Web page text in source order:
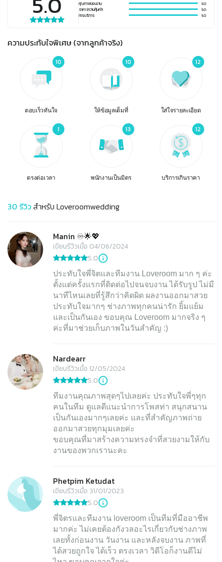
คุณภาพของงาน
5.0
ราคา (ความคุ้มค่า)
5.0
การบริการ
5.0
ความประทับใจพิเศษ (จากลูกค้าจริง)
10
ตอบเร็วทันใจ
10
ให้ข้อมูลเต็มที่
12
ใส่ใจรายละเอียด
1
ตรงต่อเวลา
13
พนักงานเป็นมิตร
12
บริการเกินราคา
30 รีวิวสำหรับ Loveroomwedding
Manin ♾🌟💖
เขียนรีวิวเมื่อ 04/06/2024
5.0
ประทับใจพี่จิตและทีมงาน Loveroom มาก ๆ ค่ะ
ตั้งแต่ครั้งแรกที่ติดต่อไปจนจบงาน ได้รับรูป ไม่มี
นาทีไหนเลยที่รู้สึกว่าคิดผิด ผลงานออกมาสวย
ประทับใจมากๆ ช่างภาพทุกคนน่ารัก ยิ้มแย้ม
และเป็นกันเอง ขอบคุณ Loveroom มากจริง ๆ
ค่ะที่มาช่วยเก็บภาพในวันสำคัญ :)
Nardearr
เขียนรีวิวเมื่อ 12/05/2024
5.0
ทีมงานคุณภาพสุดๆไปเลยค่ะ ประทับใจพี่ๆทุก
คนในทีม ดูแลดีแนะนำการโพสท่า สนุกสนาน
เป็นกันเองมากๆเลยค่ะ และที่สำคัญภาพถ่าย
ออกมาสวยทุกมุมเลยค่ะ
ขอบคุณที่มาสร้างความทรงจำที่สวยงามให้กับ
งานของพวกเรานะคะ
Phetpim Ketudat
เขียนรีวิวเมื่อ 31/01/2023
5.0
พี่จิตรและทีมงาน loveroom เป็นทีมที่มืออาชีพ
มากค่ะ ไม่เคยต้องกังวลอะไรเกี่ยวกับช่างภาพ
เลยทั้งก่อนงาน วันงาน และหลังจบงาน ภาพที่
ได้สวยถูกใจ ได้เร็ว ตรงเวลา วิดีโอก็งานดีไม่